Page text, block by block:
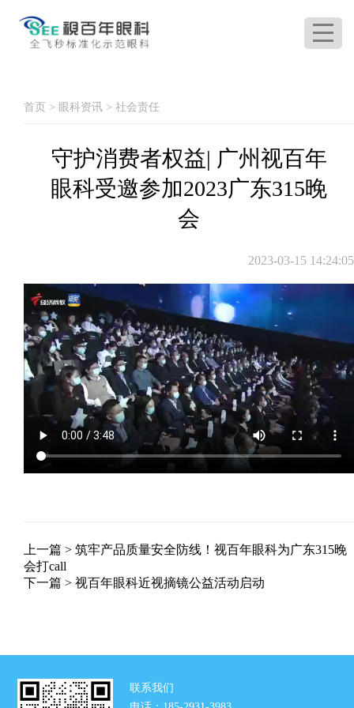
首页 > 眼科资讯 > 社会责任
守护消费者权益| 广州视百年
眼科受邀参加2023广东315晚
会
2023-03-15 14:24:05
上一篇 > 筑牢产品质量安全防线！视百年眼科为广东315晚
会打call
下一篇 > 视百年眼科近视摘镜公益活动启动
联系我们